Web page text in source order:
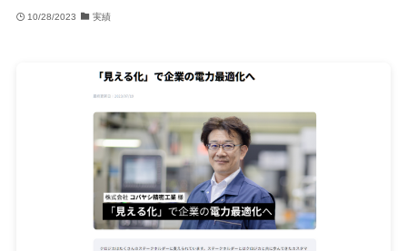
10/28/2023 実績